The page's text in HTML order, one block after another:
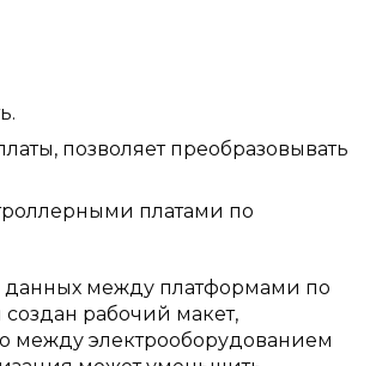
позволяет преобразовывать
платами по
данных между платформами по
рабочий макет,
между электрооборудованием